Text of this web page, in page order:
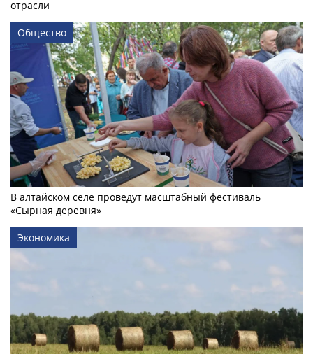
отрасли
Общество
В алтайском селе проведут масштабный фестиваль
«Сырная деревня»
Экономика